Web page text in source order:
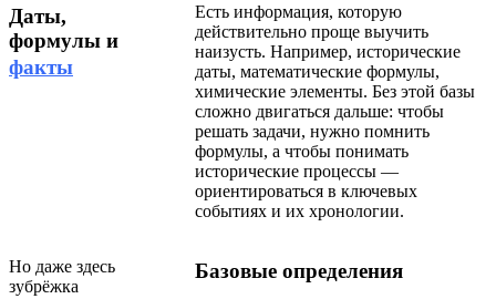
Даты,
формулы и
факты
Есть информация, которую
действительно проще выучить
наизусть. Например, исторические
даты, математические формулы,
химические элементы. Без этой базы
сложно двигаться дальше: чтобы
решать задачи, нужно помнить
формулы, а чтобы понимать
исторические процессы —
ориентироваться в ключевых
событиях и их хронологии.
Но даже здесь
зубрёжка
Базовые определения